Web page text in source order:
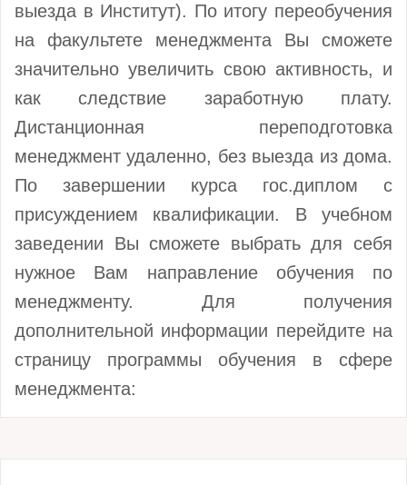
выезда в Институт). По итогу переобучения
на факультете менеджмента Вы сможете
значительно увеличить свою активность, и
как следствие заработную плату.
Дистанционная переподготовка
менеджмент удаленно, без выезда из дома.
По завершении курса гос.диплом с
присуждением квалификации. В учебном
заведении Вы сможете выбрать для себя
нужное Вам направление обучения по
менеджменту. Для получения
дополнительной информации перейдите на
страницу программы обучения в сфере
менеджмента: